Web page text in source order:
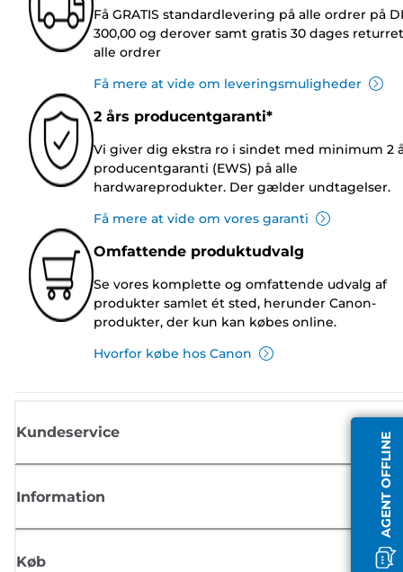
AGENT OFFLINE
Få GRATIS standardlevering på alle ordrer på
300,00 og derover samt gratis 30 dages
alle ordrer
Få mere at vide om leveringsmuligheder
2 års producentgaranti*
Vi giver dig ekstra ro i sindet med minimum 2
producentgaranti (EWS) på alle
hardwareprodukter. Der gælder undtagelser.
Få mere at vide om vores garanti
Omfattende produktudvalg
Se vores komplette og omfattende udvalg af
produkter samlet ét sted, herunder Canon-
produkter, der kun kan købes online.
Hvorfor købe hos Canon
Kundeservice
Information
Køb